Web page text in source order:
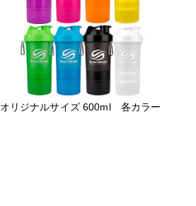
オリジナルサイズ 600ml 各カラー